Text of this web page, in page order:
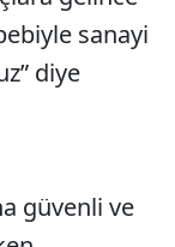
sanayi
diye
güvenli ve